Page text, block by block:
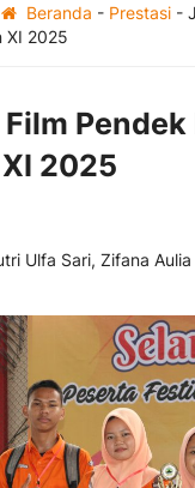
Beranda - Prestasi-
XI 2025
Pendek
2025
Ulfa Sari, Zifana